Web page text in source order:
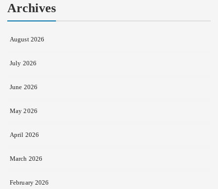
Archives
August 2026
July 2026
June 2026
May 2026
April 2026
March 2026
February 2026